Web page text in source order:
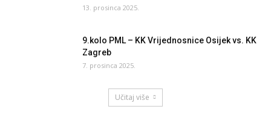
13. prosinca 2025.
9.kolo PML – KK Vrijednosnice Osijek vs. KK
Zagreb
7. prosinca 2025.
Učitaj više